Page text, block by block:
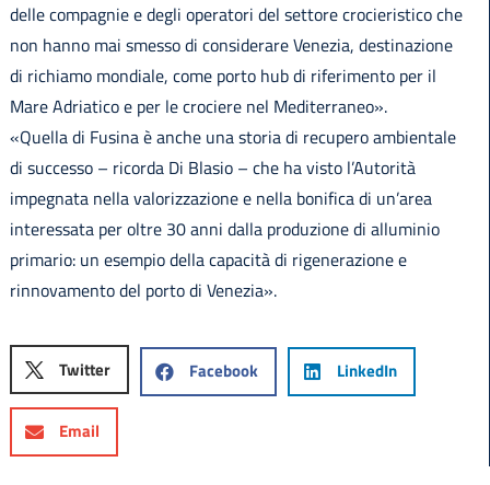
delle compagnie e degli operatori del settore crocieristico che
non hanno mai smesso di considerare Venezia, destinazione
di richiamo mondiale, come porto hub di riferimento per il
Mare Adriatico e per le crociere nel Mediterraneo».
«Quella di Fusina è anche una storia di recupero ambientale
di successo – ricorda Di Blasio – che ha visto l’Autorità
impegnata nella valorizzazione e nella bonifica di un’area
interessata per oltre 30 anni dalla produzione di alluminio
primario: un esempio della capacità di rigenerazione e
rinnovamento del porto di Venezia».
Twitter Facebook LinkedIn
Email